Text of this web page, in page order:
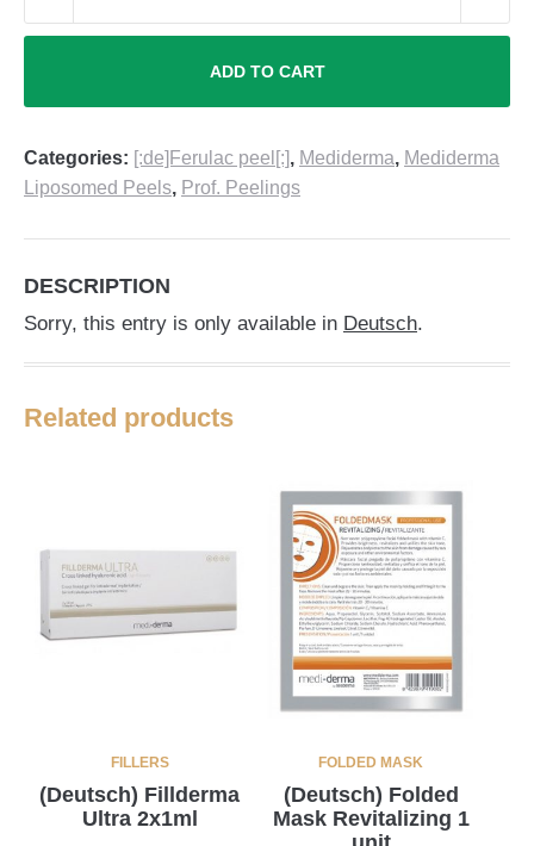
ADD TO CART
Categories: [:de]Ferulac peel[:], Mediderma, Mediderma
Liposomed Peels, Prof. Peelings
DESCRIPTION
Sorry, this entry is only available in Deutsch.
Related products
FILLERS
(Deutsch) Fillderma
Ultra 2x1ml
FOLDED MASK
(Deutsch) Folded
Mask Revitalizing 1